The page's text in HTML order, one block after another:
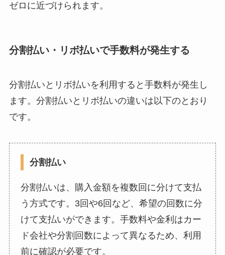
ゼロに近づけられます。
分割払い・リボ払いで手数料が発生する
分割払いとリボ払いを利用すると手数料が発生し
ます。分割払いとリボ払いの違いは以下のとおり
です。
分割払い
分割払いは、購入金額を複数回に分けて支払
う方式です。3回や6回など、希望の回数に分
けて支払いができます。手数料や金利はカー
ド会社や分割回数によって異なるため、利用
前に確認が必要です。